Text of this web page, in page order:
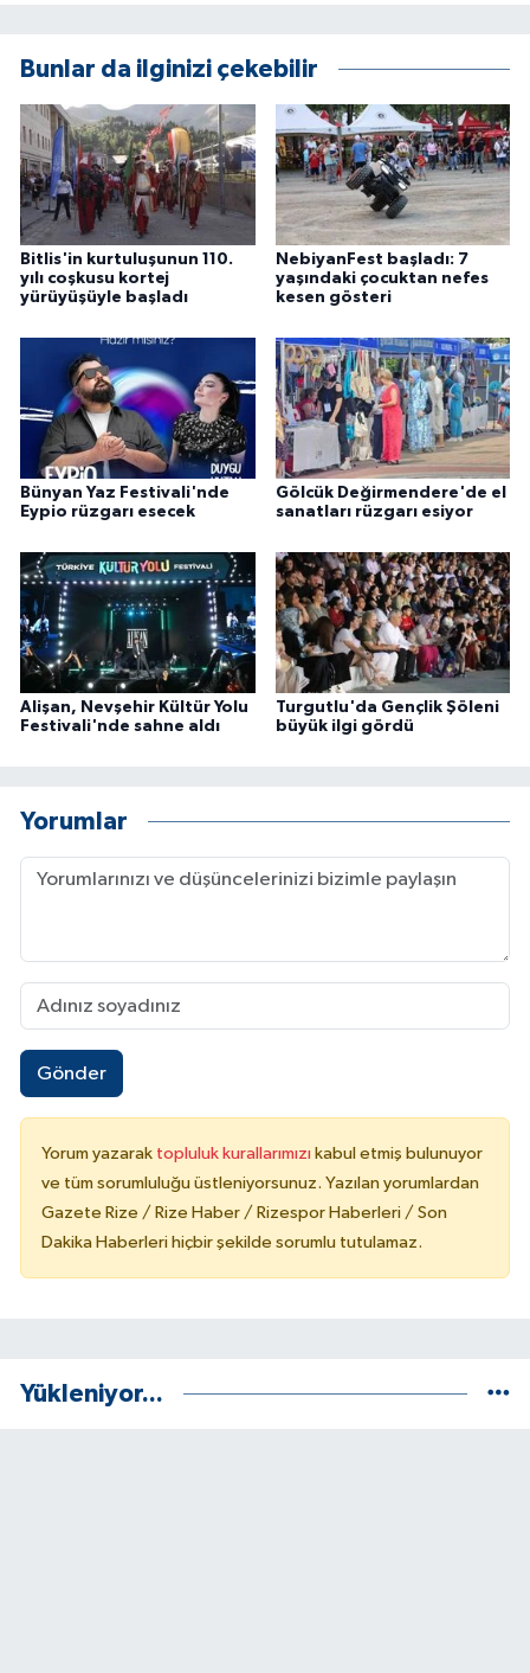
Bunlar da ilginizi çekebilir
Bitlis'in kurtuluşunun 110.
yılı coşkusu kortej
yürüyüşüyle başladı
NebiyanFest başladı: 7
yaşındaki çocuktan nefes
kesen gösteri
Bünyan Yaz Festivali'nde
Eypio rüzgarı esecek
Gölcük Değirmendere'de el
sanatları rüzgarı esiyor
Alişan, Nevşehir Kültür Yolu
Festivali'nde sahne aldı
Turgutlu'da Gençlik Şöleni
büyük ilgi gördü
Yorumlar
Gönder
Yorum yazarak topluluk kurallarımızı kabul etmiş bulunuyor
ve tüm sorumluluğu üstleniyorsunuz. Yazılan yorumlardan
Gazete Rize / Rize Haber / Rizespor Haberleri / Son
Dakika Haberleri hiçbir şekilde sorumlu tutulamaz.
Yükleniyor...